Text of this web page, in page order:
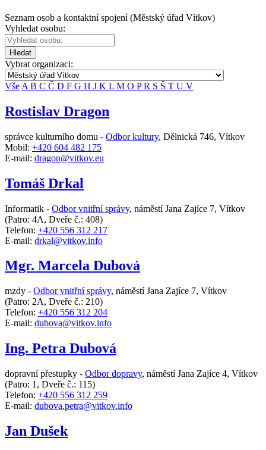
Seznam osob a kontaktní spojení (Městský úřad Vítkov)
Vyhledat osobu:
Hledat
Vybrat organizaci:
Vše A B C Č D F G H J K L M O PR S Š T U V
Rostislav Dragon
správce kulturního domu - Odbor kultury, Dělnická 746, Vítkov
Mobil: +420 604 482 175
E-mail: dragon@vitkov.eu
Tomáš Drkal
Informatik - Odbor vnitřní správy, náměstí Jana Zajíce 7, Vítkov
(Patro: 4A, Dveře č.: 408)
Telefon: +420 556 312 217
E-mail: drkal@vitkov.info
Mgr. Marcela Dubová
mzdy - Odbor vnitřní správy, náměstí Jana Zajíce 7, Vítkov
(Patro: 2A, Dveře č.: 210)
Telefon: +420 556 312 204
E-mail: dubova@vitkov.info
Ing. Petra Dubová
dopravní přestupky - Odbor dopravy, náměstí Jana Zajíce 4, Vítkov
(Patro: 1, Dveře č.: 115)
Telefon: +420 556 312 259
E-mail: dubova.petra@vitkov.info
Jan Dušek